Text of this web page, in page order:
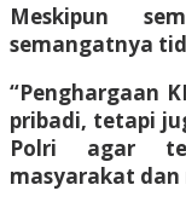
Meskipun
semangatnya
“Penghargaan
pribadi, tetapi
Polri agar
masyarakat dan